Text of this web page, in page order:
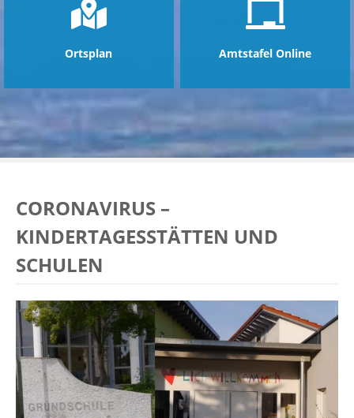
Ortsplan Amtstafel Online
CORONAVIRUS –
KINDERTAGESSTÄTTEN UND
SCHULEN